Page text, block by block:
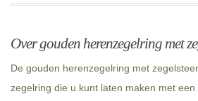
Over gouden herenzegelring met
De gouden herenzegelring met
zegelring die u kunt laten maken met